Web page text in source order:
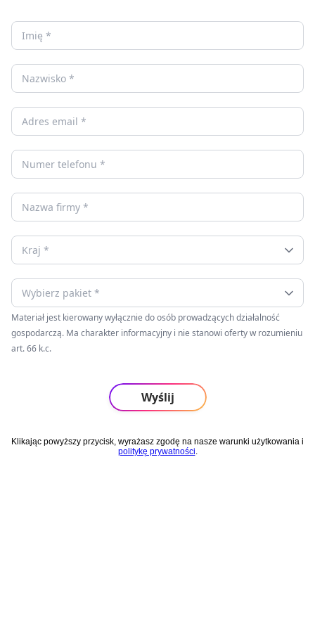
Materiał jest kierowany wyłącznie do osób prowadzących działalność
gospodarczą. Ma charakter informacyjny i nie stanowi oferty w rozumieniu
art. 66 k.c.
Klikając powyższy przycisk, wyrażasz zgodę na nasze warunki użytkowania i
politykę prywatności.